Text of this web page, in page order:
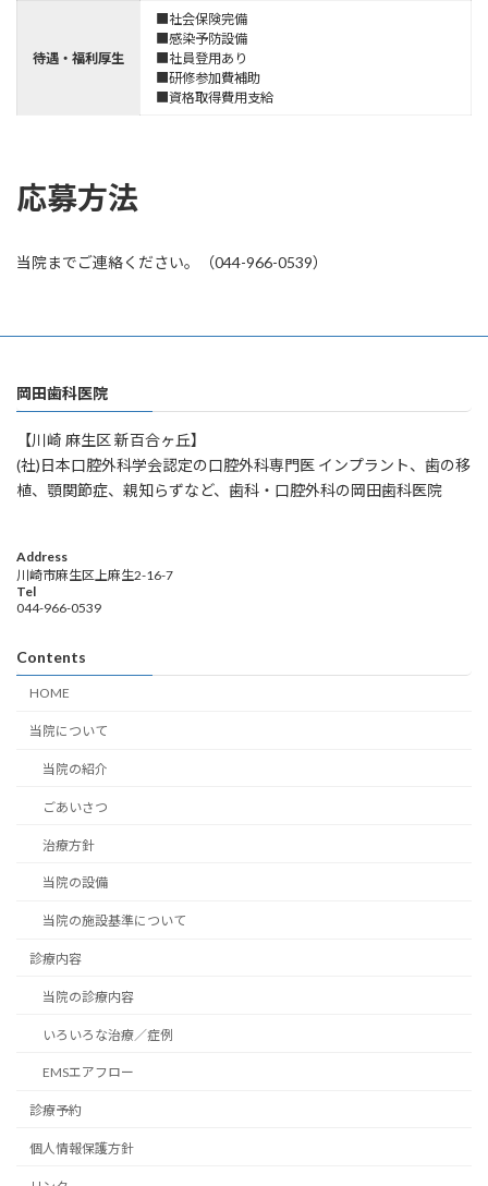
待遇・福利厚生
■社会保険完備
■感染予防設備
■社員登用あり
■研修参加費補助
■資格取得費用支給
応募方法
当院までご連絡ください。（044-966-0539）
岡田歯科医院
【川崎 麻生区 新百合ヶ丘】
(社)日本口腔外科学会認定の口腔外科専門医 インプラント、歯の移
植、顎関節症、親知らずなど、歯科・口腔外科の岡田歯科医院
Address
川崎市麻生区上麻生2-16-7
Tel
044-966-0539
Contents
HOME
当院について
当院の紹介
ごあいさつ
治療方針
当院の設備
当院の施設基準について
診療内容
当院の診療内容
いろいろな治療／症例
EMSエアフロー
診療予約
個人情報保護方針